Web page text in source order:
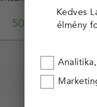
50 000,-
rendezvényekenKedves
élmény